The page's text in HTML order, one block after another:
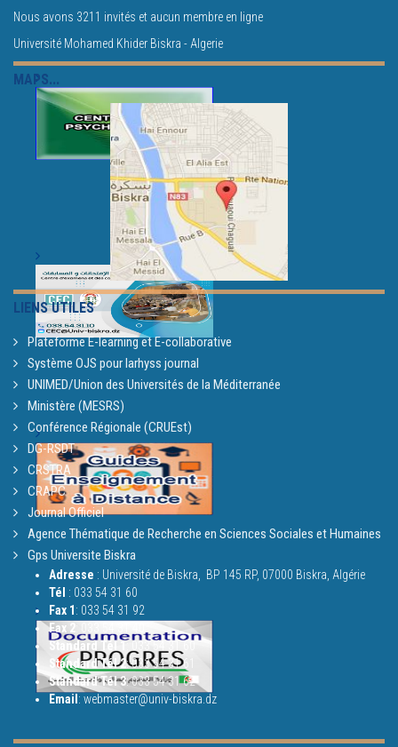
Nous avons 3211 invités et aucun membre en ligne
Université Mohamed Khider Biskra - Algerie
MAPS...
LIENS UTILES
Plateforme E-learning et E-collaborative
Système OJS pour larhyss journal
UNIMED/Union des Universités de la Méditerranée
Ministère (MESRS)
Conférence Régionale (CRUEst)
DG-RSDT
CRSTRA
CRAPC
Journal Officiel
Agence Thématique de Recherche en Sciences Sociales et Humaines
Gps Universite Biskra
Adresse : Université de Biskra, BP 145 RP, 07000 Biskra, Algérie
Tél : 033 54 31 60
Fax 1: 033 54 31 92
Fax 2
Standard Tél 1:033 54 31 60
Standard Tél 2:033 54 31 61
Standard Tél 3:033 54 31 62
Email: webmaster@univ-biskra.dz